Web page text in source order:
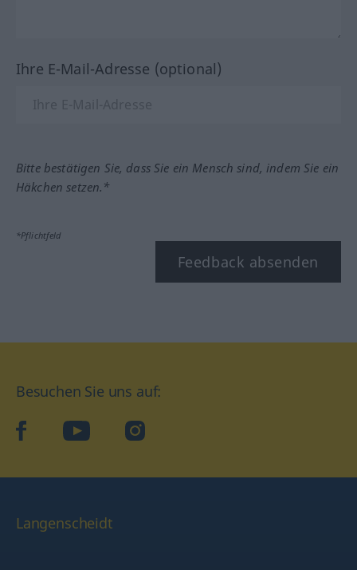
Ihre E-Mail-Adresse (optional)
Bitte bestätigen Sie, dass Sie ein Mensch sind, indem Sie ein
Häkchen setzen.*
*Pflichtfeld
Feedback absenden
Besuchen Sie uns auf:
facebookYouTube Instagram
Langenscheidt